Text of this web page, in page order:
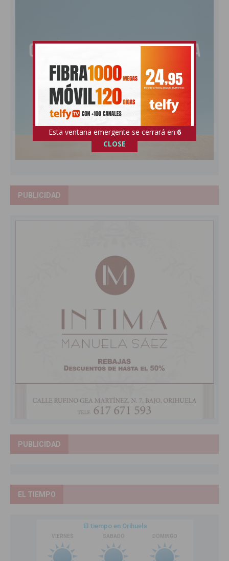
PUBLICIDAD
PUBLICIDAD
EL TIEMPO
Esta ventana emergente se cerrará en:5
CLOSE